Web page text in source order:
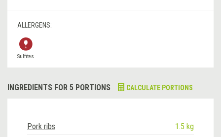
ALLERGENS:
Sulfites
INGREDIENTS FOR 5 PORTIONS CALCULATE PORTIONS
Pork ribs
1.5 kg